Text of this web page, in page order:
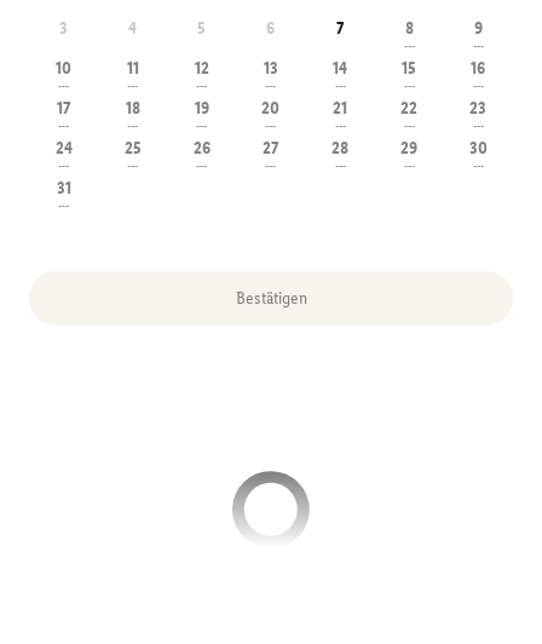
3
4 5 6 7 8
---
9
---
10
---
11
---
12
---
13
---
14
---
15
---
16
---
17
---
18
---
19
---
20
---
21
---
22
---
23
---
24
---
25
---
26
---
27
---
28
---
29
---
30
---
31
---
Bestätigen